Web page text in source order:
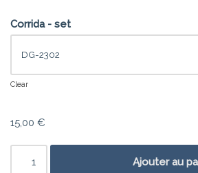
Corrida - set
Clear
15,00 €
Ajouter au